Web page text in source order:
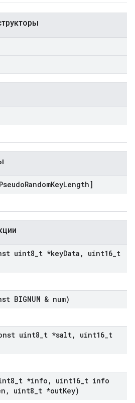
PseudoRandomKeyLength]
uint8 t *keyData , uint16 t
BIGNUM & num)
uint8 t *salt, uint16 t
t *info , uint16 t info
, uint8 t *outKey)